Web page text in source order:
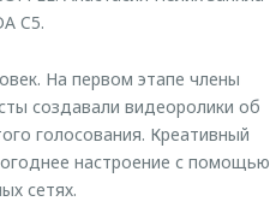
C5.
На первом этапе члены
создавали видеоролики об
голосования. Креативный
настроение с помощью
сетях.